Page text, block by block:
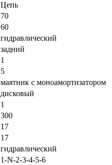
Цепь
70
60
гидравлический
задний
1
5
маятник с моноамортизатором
дисковый
1
300
17
17
гидравлический
1-N-2-3-4-5-6